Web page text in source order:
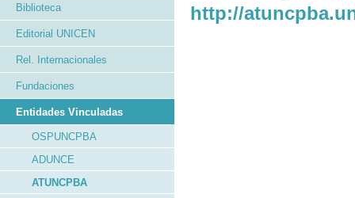
http://
Biblioteca
Editorial UNICEN
Rel. Internacionales
Fundaciones
Entidades Vinculadas
OSPUNCPBA
ADUNCE
ATUNCPBA